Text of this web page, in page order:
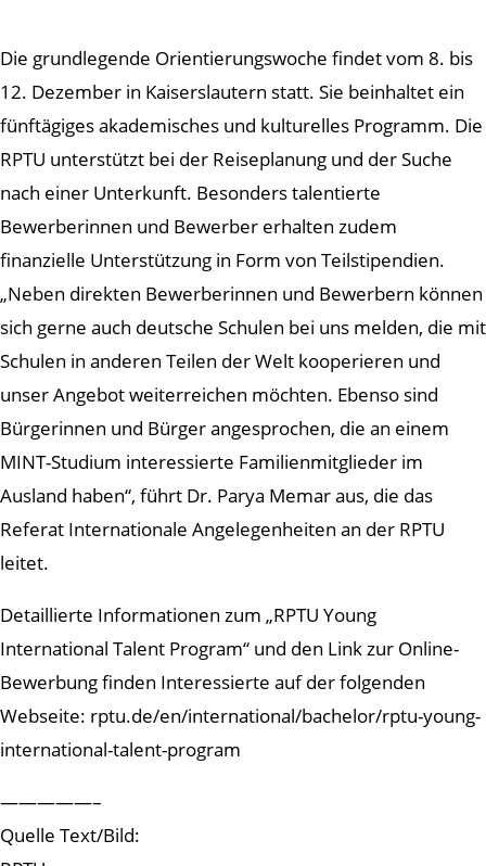
Die grundlegende Orientierungswoche findet vom 8. bis
12. Dezember in Kaiserslautern statt. Sie beinhaltet ein
fünftägiges akademisches und kulturelles Programm. Die
RPTU unterstützt bei der Reiseplanung und der Suche
nach einer Unterkunft. Besonders talentierte
Bewerberinnen und Bewerber erhalten zudem
finanzielle Unterstützung in Form von Teilstipendien.
„Neben direkten Bewerberinnen und Bewerbern können
sich gerne auch deutsche Schulen bei uns melden, die mit
Schulen in anderen Teilen der Welt kooperieren und
unser Angebot weiterreichen möchten. Ebenso sind
Bürgerinnen und Bürger angesprochen, die an einem
MINT-Studium interessierte Familienmitglieder im
Ausland haben“, führt Dr. Parya Memar aus, die das
Referat Internationale Angelegenheiten an der RPTU
leitet.
Detaillierte Informationen zum „RPTU Young
International Talent Program“ und den Link zur Online-
Bewerbung finden Interessierte auf der folgenden
Webseite: rptu.de/en/international/bachelor/rptu-young-
international-talent-program
—————–
Quelle Text/Bild: